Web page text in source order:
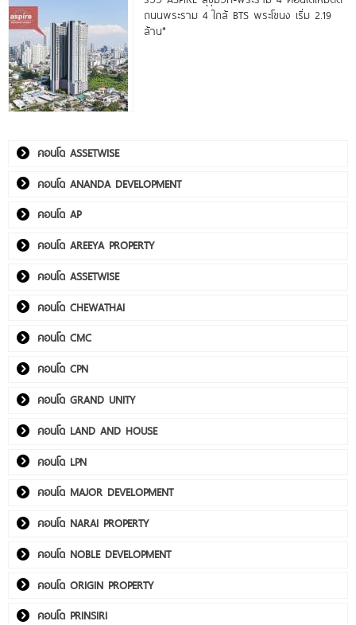
ถนนพระราม 4 ใกล้ BTS พระโขนง เริ่ม 2.19
ล้าน*
คอนโด ASSETWISE
คอนโด ANANDA DEVELOPMENT
คอนโด AP
คอนโด AREEYA PROPERTY
คอนโด ASSETWISE
คอนโด CHEWATHAI
คอนโด CMC
คอนโด CPN
คอนโด GRAND UNITY
คอนโด LAND AND HOUSE
คอนโด LPN
คอนโด MAJOR DEVELOPMENT
คอนโด NARAI PROPERTY
คอนโด NOBLE DEVELOPMENT
คอนโด ORIGIN PROPERTY
คอนโด PRINSIRI